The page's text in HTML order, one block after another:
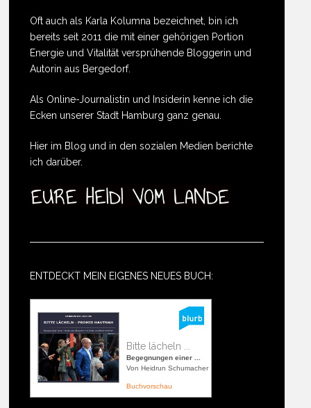
Oft auch als Karla Kolumna bezeichnet, bin ich
bereits seit 2011 die mit einer gehörigen Portion
Energie und Vitalität versprühende Bloggerin und
Autorin aus Bergedorf.
Als Online-Journalistin und Insiderin kenne ich die
Ecken unserer Stadt Hamburg ganz genau.
Hier im Blog und in den sozialen Medien berichte
ich darüber.
ENTDECKT MEIN EIGENES NEUES BUCH:
Bitte lächeln ...
Begegnungen einer ...
Von Heidrun Schumacher
Buchvorschau